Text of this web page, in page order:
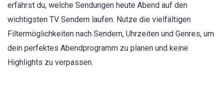
erfährst du, welche Sendungen heute Abend auf den
wichtigsten TV Sendern laufen. Nutze die vielfältigen
Filtermöglichkeiten nach Sendern, Uhrzeiten und Genres, um
dein perfektes Abendprogramm zu planen und keine
Highlights zu verpassen.